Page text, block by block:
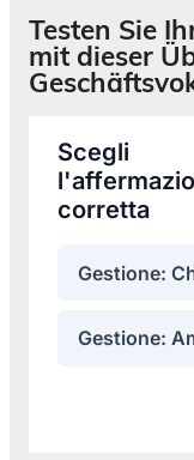
Testen Sie
mit dieser